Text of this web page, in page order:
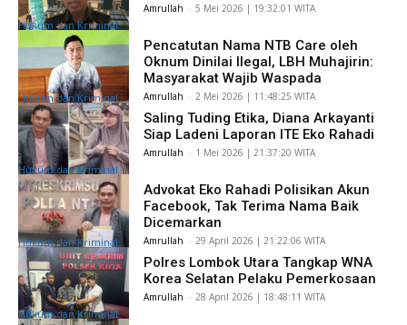
Hukum dan Kriminal
Amrullah - ​5 Mei 2026 | 19:32:01 WITA
Hukum dan Kriminal
Pencatutan Nama NTB Care oleh
Oknum Dinilai Ilegal, LBH Muhajirin:
Masyarakat Wajib Waspada
Amrullah - ​2 Mei 2026 | 11:48:25 WITA
Hukum dan Kriminal
Saling Tuding Etika, Diana Arkayanti
Siap Ladeni Laporan ITE Eko Rahadi
Amrullah - ​1 Mei 2026 | 21:37:20 WITA
Hukum dan Kriminal
Advokat Eko Rahadi Polisikan Akun
Facebook, Tak Terima Nama Baik
Dicemarkan
Amrullah - ​29 April 2026 | 21:22:06 WITA
Hukum dan Kriminal
Polres Lombok Utara Tangkap WNA
Korea Selatan Pelaku Pemerkosaan
Amrullah - ​28 April 2026 | 18:48:11 WITA